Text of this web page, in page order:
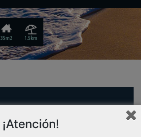
35m2 1.5km
¡Atención!